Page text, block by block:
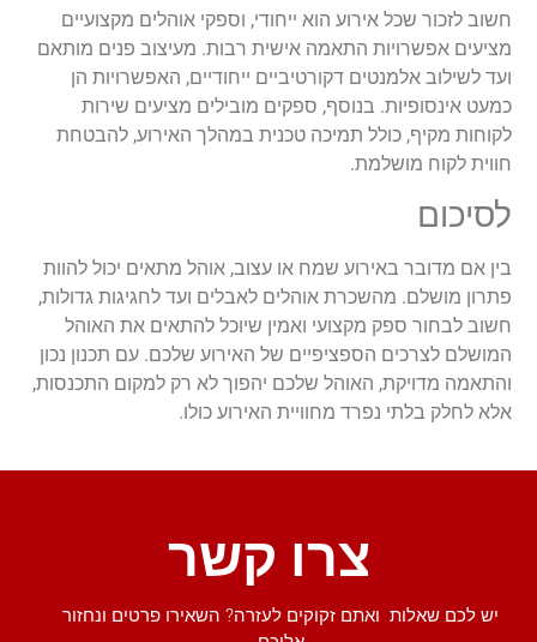
חשוב לזכור שכל אירוע הוא ייחודי, וספקי אוהלים מקצועיים
מציעים אפשרויות התאמה אישית רבות. מעיצוב פנים מותאם
ועד לשילוב אלמנטים דקורטיביים ייחודיים, האפשרויות הן
כמעט אינסופיות. בנוסף, ספקים מובילים מציעים שירות
לקוחות מקיף, כולל תמיכה טכנית במהלך האירוע, להבטחת
חווית לקוח מושלמת.
לסיכום
בין אם מדובר באירוע שמח או עצוב, אוהל מתאים יכול להוות
פתרון מושלם. מהשכרת אוהלים לאבלים ועד לחגיגות גדולות,
חשוב לבחור ספק מקצועי ואמין שיוכל להתאים את האוהל
המושלם לצרכים הספציפיים של האירוע שלכם. עם תכנון נכון
והתאמה מדויקת, האוהל שלכם יהפוך לא רק למקום התכנסות,
אלא לחלק בלתי נפרד מחוויית האירוע כולו.
צרו קשר
יש לכם שאלות ואתם זקוקים לעזרה? השאירו פרטים ונחזור